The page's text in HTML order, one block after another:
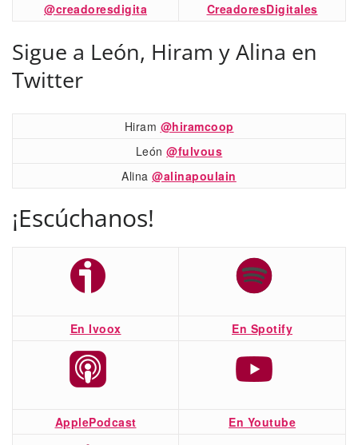
@creadoresdigita CreadoresDigitales
Sigue a León, Hiram y Alina en
Twitter
Hiram @hiramcoop
León@fulvous
Alina@alinapoulain
¡Escúchanos!
En Ivoox En Spotify
ApplePodcast En Youtube